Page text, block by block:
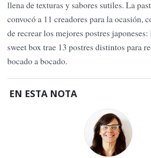
llena de texturas y sabores sutiles. La
convocó a 11 creadores para la ocasión,
de recrear los mejores postres
sweet box trae 13 postres distintos para
bocado a bocado.
EN ESTA NOTA